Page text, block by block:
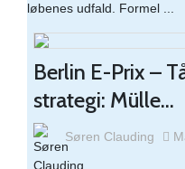
løbenes udfald. Formel ...
Berlin E-Prix –
strategi: Mülle...
Søren Clauding